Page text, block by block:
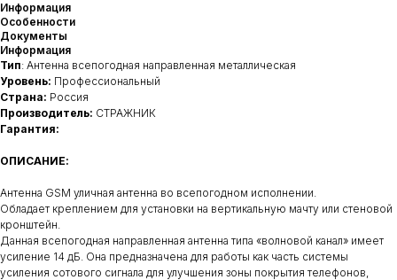
Информация
Особенности
Документы
Информация
Тип: Антенна всепогодная направленная металлическая
Уровень: Профессиональный
Страна: Россия
Производитель: СТРАЖНИК
Гарантия:
ОПИСАНИЕ:
Антенна GSM уличная антенна во всепогодном исполнении.
Обладает креплением для установки на вертикальную мачту или стеновой
кронштейн.
Данная всепогодная направленная антенна типа «волновой канал» имеет
усиление 14 дБ. Она предназначена для работы как часть системы
усиления сотового сигнала для улучшения зоны покрытия телефонов,